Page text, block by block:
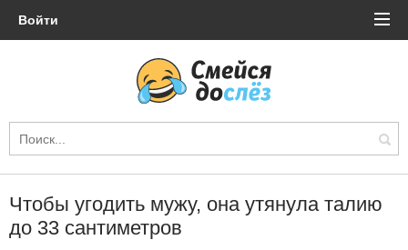
Войти
Чтобы угодить мужу, она утянула талию
до 33 сантиметров